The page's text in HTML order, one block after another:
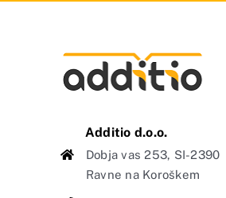
Additio d.o.o.
Dobja vas 253, SI-2390
Ravne na Koroškem